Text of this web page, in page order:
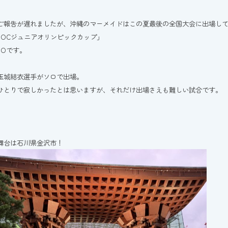
報告が遅れましたが、沖縄のマーメイドはこの夏最後の全国大会に出場して
ジュニアオリンピックカップ」
です。
城結衣選手がソロで出場。
とりで寂しかったとは思いますが、それだけ出場さえも難しい試合です。
台は石川県金沢市！